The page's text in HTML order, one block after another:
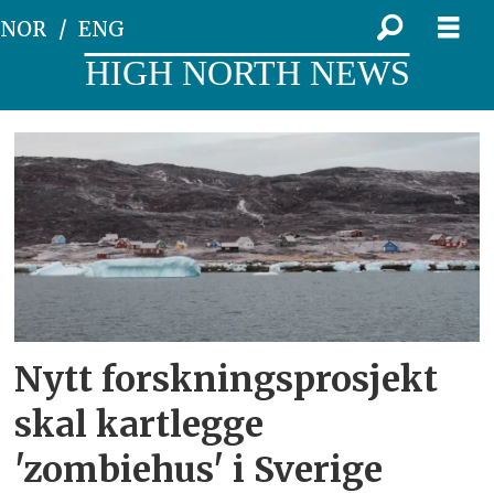
NOR ENG
HIGH NORTH NEWS
Tag:
forlatte
hus
Nytt forskningsprosjekt
skal kartlegge
'zombiehus' i Sverige